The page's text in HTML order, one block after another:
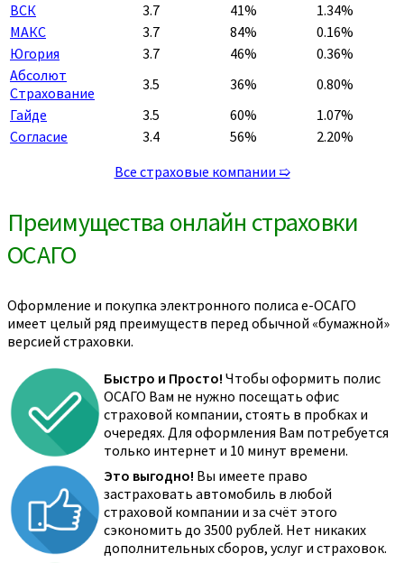
ВСК
3.7 41%
1.34%
МАКС
3.7 84%
0.16%
Югория
3.7 46%
0.36%
Абсолют
Страхование
3.5 36%
0.80%
Гайде
3.5 60%
1.07%
Согласие
3.4 56%
2.20%
Все страховые компании ➯
Преимущества онлайн страховки
ОСАГО
Оформление и покупка электронного полиса е-ОСАГО
имеет целый ряд преимуществ перед обычной «бумажной»
версией страховки.
Быстро и Просто! Чтобы оформить полис
ОСАГО Вам не нужно посещать офис
страховой компании, стоять в пробках и
очередях. Для оформления Вам потребуется
только интернет и 10 минут времени.
Это выгодно! Вы имеете право
застраховать автомобиль в любой
страховой компании и за счёт этого
сэкономить до 3500 рублей. Нет никаких
дополнительных сборов, услуг и страховок.